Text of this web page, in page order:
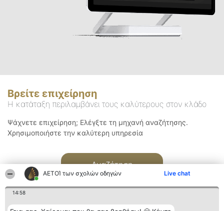
ΑΕΤΟΊ των σχολών οδηγών Live chat
14:58
Βρείτε επιχείρηση
Η κατάταξη περιλαμβάνει τους καλύτερους στον κλάδο
Ψάχνετε επιχείρηση; Ελέγξτε τη μηχανή αναζήτησης.
Χρησιμοποιήστε την καλύτερη υπηρεσία
Αναζήτηση